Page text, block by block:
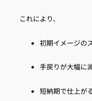
これにより、
初期イメージの
手戻りが大幅に
短納期で仕上が